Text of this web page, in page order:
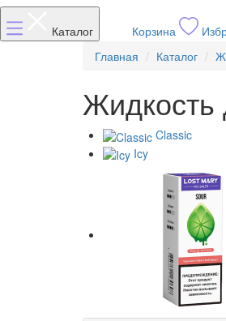
Каталог Корзина
Главная
Каталог
Жидкость
Classic
Icy